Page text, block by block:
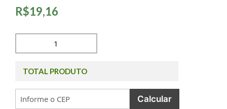
R$19,16
TOTAL PRODUTO
Calcular